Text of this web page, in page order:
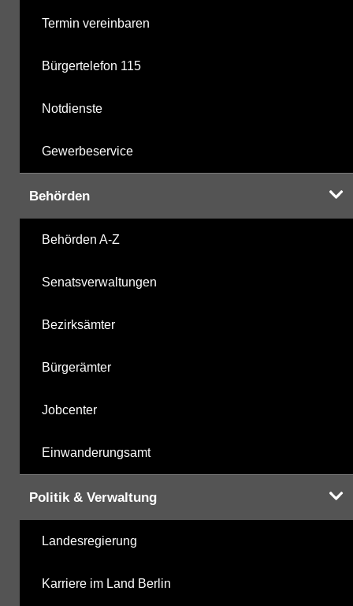
Termin vereinbaren
Bürgertelefon 115
Notdienste
Gewerbeservice
Behörden
Behörden A-Z
Senatsverwaltungen
Bezirksämter
Bürgerämter
Jobcenter
Einwanderungsamt
Politik & Verwaltung
Landesregierung
Karriere im Land Berlin